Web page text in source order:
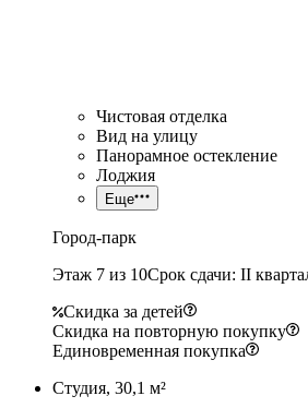
Чистовая отделка
Вид на улицу
Панорамное остекление
Лоджия
Еще
Город-парк
Этаж 7 из 10Срок сдачи: II
Скидка за детей
Скидка на повторную покупку
Единовременная покупка
Студия, 30,1 м²